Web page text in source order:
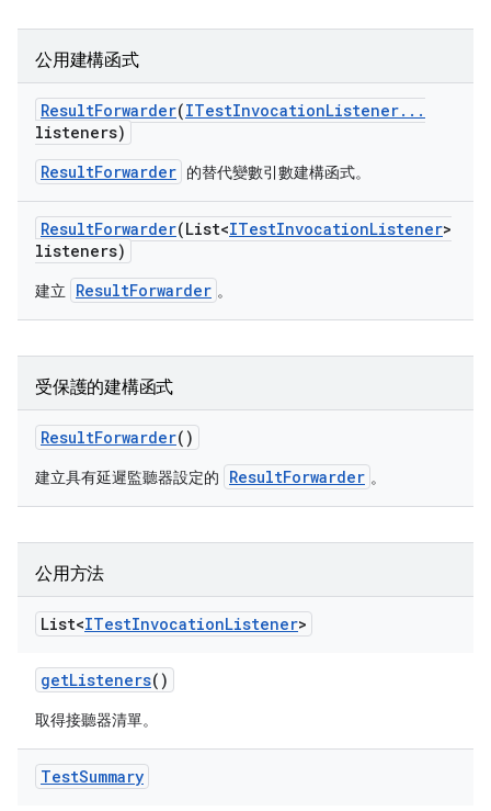
公用建構函式
ResultForwarder(ITestInvocationListener. . .
listeners)
ResultForwarder 的替代變數引數建構函式。
ResultForwarder(List<ITestInvocationListener>
listeners)
建立 ResultForwarder 。
受保護的建構函式
ResultForwarder()
建立具有延遲監聽器設定的 ResultForwarder 。
公用方法
List<ITestInvocationListener>
getListeners()
取得接聽器清單。
TestSummary